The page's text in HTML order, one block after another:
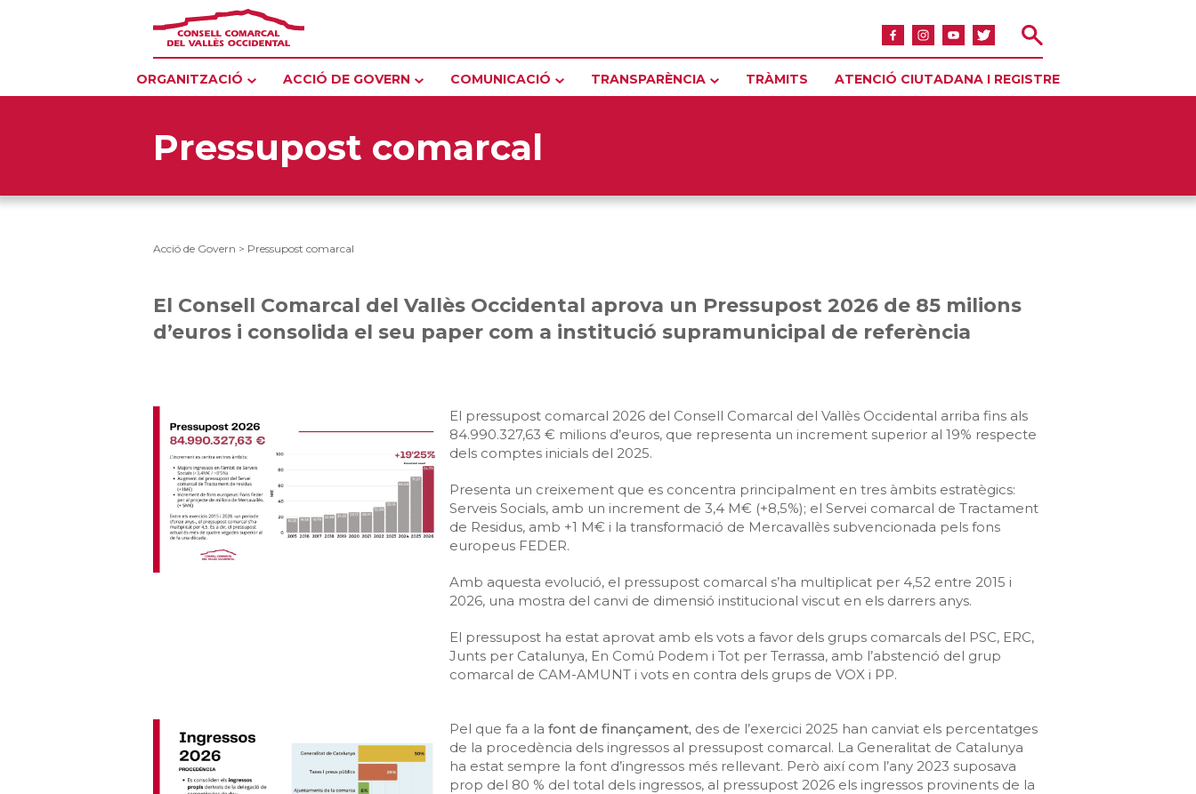
ORGANITZACIÓ ACCIÓ DE GOVERN COMUNICACIÓ TRANSPARÈNCIA TRÀMITS ATENCIÓ CIUTADANA I REGISTRE
Pressupost comarcal
Acció de Govern > Pressupost comarcal
El Consell Comarcal del Vallès Occidental aprova un Pressupost 2026 de 85 milions
d’euros i consolida el seu paper com a institució supramunicipal de referència
El pressupost comarcal 2026 del Consell Comarcal del Vallès Occidental arriba fins als
84.990.327,63 € milions d’euros, que representa un increment superior al 19% respecte
dels comptes inicials del 2025.
Presenta un creixement que es concentra principalment en tres àmbits estratègics:
Serveis Socials, amb un increment de 3,4 M€ (+8,5%); el Servei comarcal de Tractament
de Residus, amb +1 M€ i la transformació de Mercavallès subvencionada pels fons
europeus FEDER.
Amb aquesta evolució, el pressupost comarcal s’ha multiplicat per 4,52 entre 2015 i
2026, una mostra del canvi de dimensió institucional viscut en els darrers anys.
El pressupost ha estat aprovat amb els vots a favor dels grups comarcals del PSC, ERC,
Junts per Catalunya, En Comú Podem i Tot per Terrassa, amb l’abstenció del grup
comarcal de CAM-AMUNT i vots en contra dels grups de VOX i PP.
Pel que fa a lafont de finançament, des de l’exercici 2025 han canviat els percentatges
de la procedència dels ingressos al pressupost comarcal. La Generalitat de Catalunya
ha estat sempre la font d’ingressos més rellevant. Però així com l’any 2023 suposava
prop del 80 % del total dels ingressos, al pressupost 2026 els ingressos provinents de la